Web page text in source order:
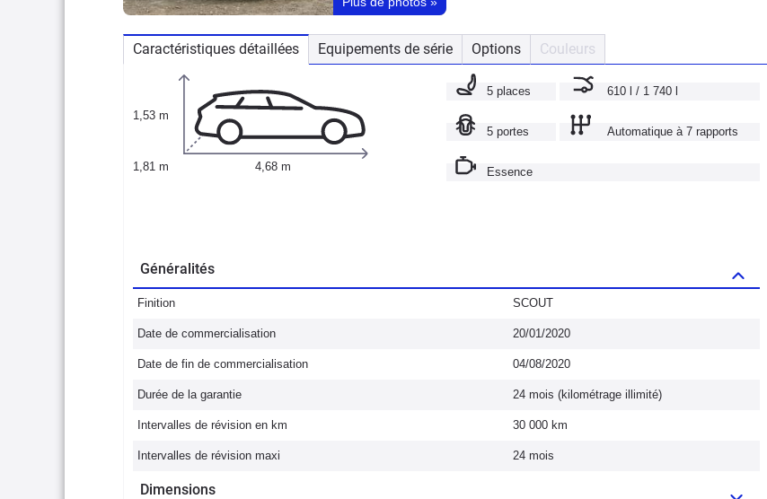
Caractéristiques détaillées Equipements de série Options Couleurs
1,53 m
1,81 m 4,68 m
5 places 610 l / 1 740 l
5 portes Automatique à 7 rapports
Essence
Généralités
Finition SCOUT
Date de commercialisation 20/01/2020
Date de fin de commercialisation 04/08/2020
Durée de la garantie 24 mois (kilométrage illimité)
Intervalles de révision en km 30 000 km
Intervalles de révision maxi 24 mois
Dimensions